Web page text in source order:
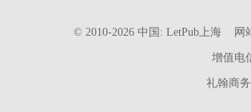
© 2010-2026 中国: LetPub上海网站
增值电
礼翰商